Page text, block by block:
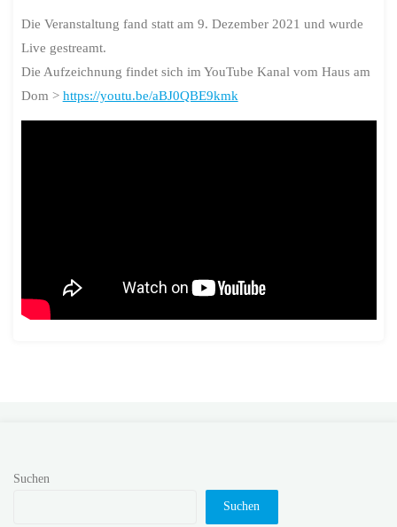
Die Veranstaltung fand statt am 9. Dezember 2021 und wurde
Live gestreamt.
Die Aufzeichnung findet sich im YouTube Kanal vom Haus am
Dom > https://youtu.be/aBJ0QBE9kmk
Suchen
Suchen